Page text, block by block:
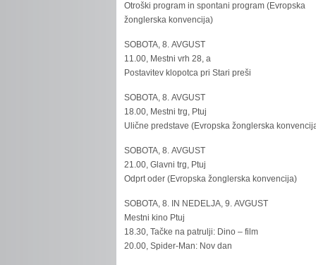
Otroški program in spontani program (Evropska
žonglerska konvencija)
SOBOTA, 8. AVGUST
11.00, Mestni vrh 28, a
Postavitev klopotca pri Stari preši
SOBOTA, 8. AVGUST
18.00, Mestni trg, Ptuj
Ulične predstave (Evropska žonglerska
SOBOTA, 8. AVGUST
21.00, Glavni trg, Ptuj
Odprt oder (Evropska žonglerska konvencija)
SOBOTA, 8. IN NEDELJA, 9. AVGUST
Mestni kino Ptuj
18.30, Tačke na patrulji: Dino – film
20.00, Spider-Man: Nov dan